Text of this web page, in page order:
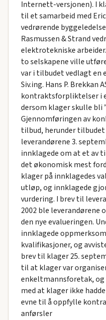
Internett-versjonen). I
til et samarbeid med
vedrørende byggeledelse
Rasmussen & Strand
elektrotekniske
to selskapene ville
var i tilbudet vedlagt
Siv.ing. Hans P. Brekkan
kontraktsforpliktelser i
dersom klager skulle bli
Gjennomføringen av
tilbud, herunder
leverandørene 3.
innklagede om at et av
det økonomisk mest
klager på innklagedes
utløp, og innklagede
vurdering. I brev til
2002 ble
den nye evalueringen.
innklagede
kvalifikasjoner, og
brev til klager 25.
til at klager var
enkeltmannsforetak,
med at klager ikke
evne til å oppfylle
anførsler